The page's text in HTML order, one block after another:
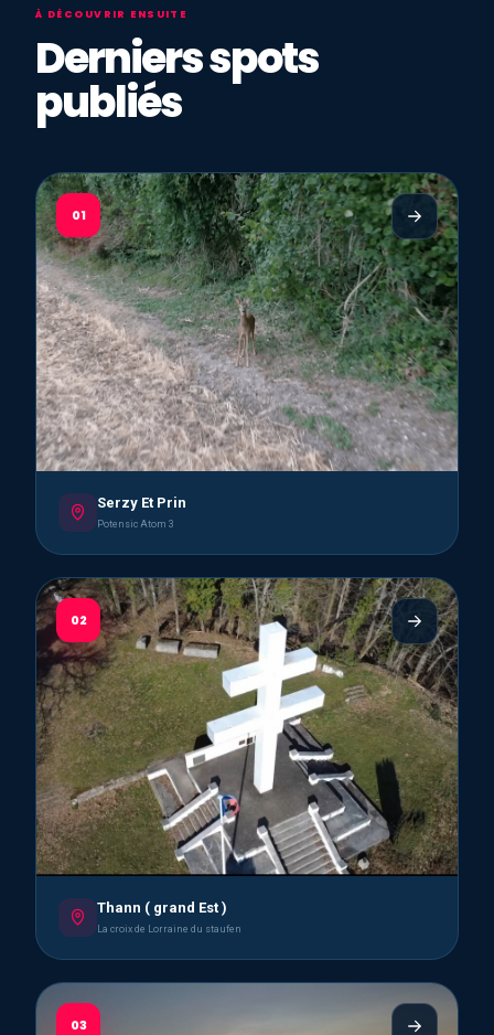
À DÉCOUVRIR ENSUITE
Derniers spots
publiés
01
Serzy Et Prin
Potensic Atom 3
02
Thann ( grand Est )
La croix de Lorraine du staufen
03